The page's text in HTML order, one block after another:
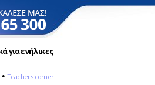
για ενήλικες
• Teacher's corner